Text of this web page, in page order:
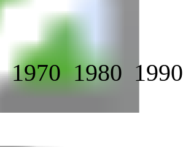
1970 1980 1990